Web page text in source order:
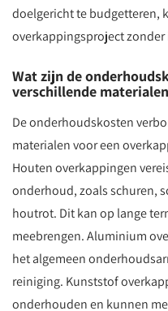
doelgericht te budgetteren,
overkappingsproject
Wat zijn de
verschillende
De onderhoudskosten
materialen voor een
Houten overkappingen
onderhoud, zoals schuren,
houtrot. Dit kan op lange
meebrengen. Aluminium
het algemeen
reiniging. Kunststof
onderhouden en kunnen